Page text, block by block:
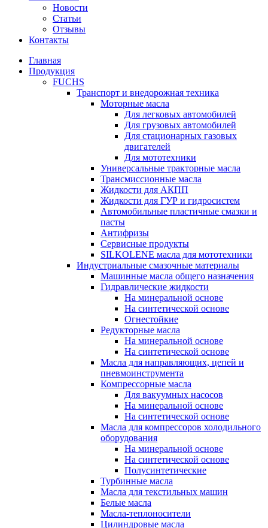
Новости
Статьи
Отзывы
Контакты
Главная
Продукция
FUCHS
Транспорт и внедорожная техника
Моторные масла
Для легковых автомобилей
Для грузовых автомобилей
Для стационарных газовых
двигателей
Для мототехники
Универсальные тракторные масла
Трансмиссионные масла
Жидкости для АКПП
Жидкости для ГУР и гидросистем
Автомобильные пластичные смазки и
пасты
Антифризы
Сервисные продукты
SILKOLENE масла для мототехники
Индустриальные смазочные материалы
Машинные масла общего назначения
Гидравлические жидкости
На минеральной основе
На синтетической основе
Огнестойкие
Редукторные масла
На минеральной основе
На синтетической основе
Масла для направляющих, цепей и
пневмоинструмента
Компрессорные масла
Для вакуумных насосов
На минеральной основе
На синтетической основе
Масла для компрессоров холодильного
оборудования
На минеральной основе
На синтетической основе
Полусинтетические
Турбинные масла
Масла для текстильных машин
Белые масла
Масла-теплоносители
Цилиндровые масла